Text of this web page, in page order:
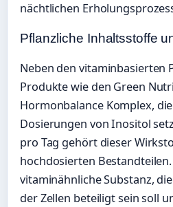
nächtlichen
Pflanzliche Inhaltsstoffe
Neben den vitaminbasierten
Produkte wie den Green
Hormonbalance Komplex,
Dosierungen von Inositol
pro Tag gehört dieser
hochdosierten
vitaminähnliche Substanz,
der Zellen beteiligt sein soll